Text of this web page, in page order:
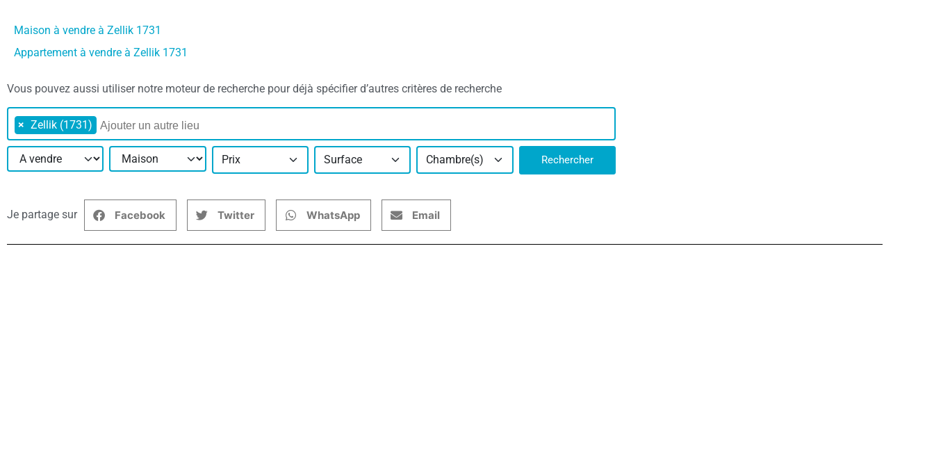
Maison à vendre à Zellik 1731
Appartement à vendre à Zellik 1731
Vous pouvez aussi utiliser notre moteur de recherche pour déjà spécifier d’autres critères de recherche
× Zellik (1731)
Prix Surface Chambre(s) Rechercher
Je partage sur Facebook Twitter WhatsApp Email